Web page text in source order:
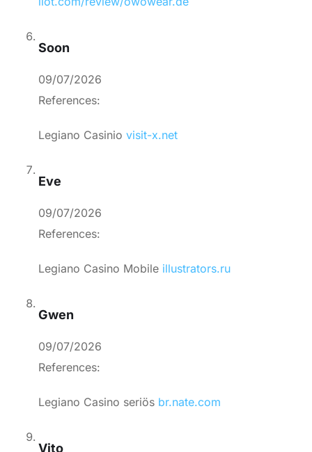
Soon
09/07/2026
References:
Legiano Casinio visit-x.net
Eve
09/07/2026
References:
Legiano Casino Mobile illustrators.ru
Gwen
09/07/2026
References:
Legiano Casino seriös br.nate.com
Vito